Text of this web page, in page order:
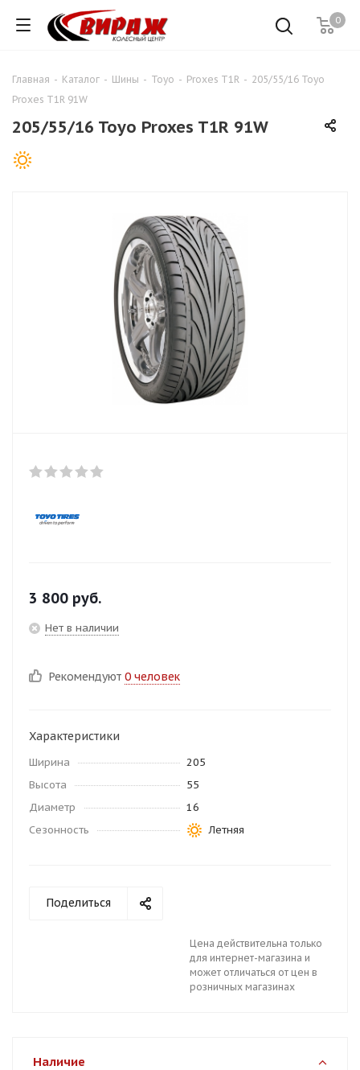
0
Главная - Каталог - Шины - Toyo - Proxes T1R - 205/55/16 Toyo
Proxes T1R 91W
205/55/16 Toyo Proxes T1R 91W
3 800 руб.
Нет в наличии
Рекомендуют 0 человек
Характеристики
Ширина
205
Высота
55
Диаметр
16
Сезонность
Летняя
Поделиться
Цена действительна только
для интернет-магазина и
может отличаться от цен в
розничных магазинах
Наличие